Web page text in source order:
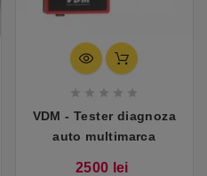
    
VDM - Tester diagnoza
auto multimarca
2500 lei